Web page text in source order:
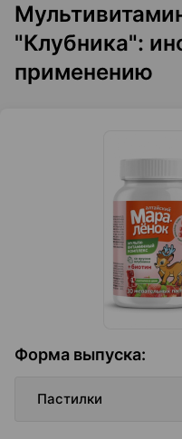
"Клубника":
применению
Форма выпуска:
Пастилки